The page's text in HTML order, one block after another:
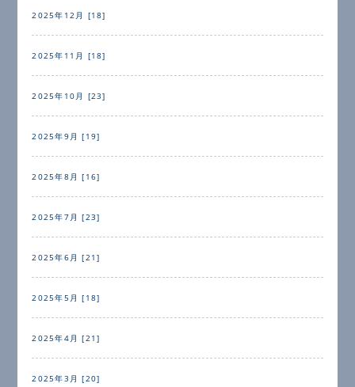
2025年12月 [18]
2025年11月 [18]
2025年10月 [23]
2025年9月 [19]
2025年8月 [16]
2025年7月 [23]
2025年6月 [21]
2025年5月 [18]
2025年4月 [21]
2025年3月 [20]